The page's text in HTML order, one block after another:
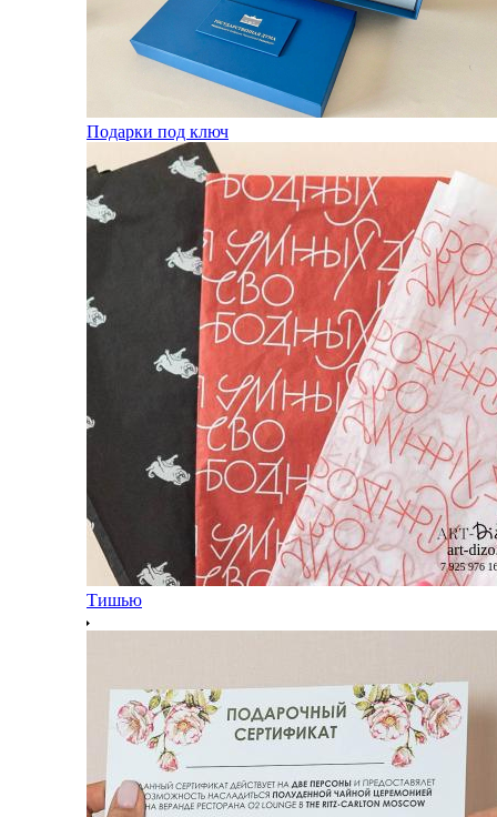
Подарки под ключ
Тишью